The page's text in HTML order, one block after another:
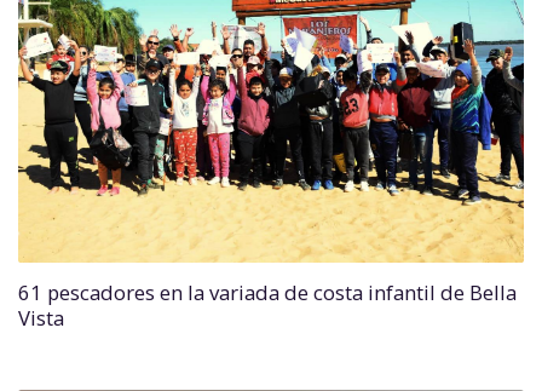
61 pescadores en la variada de costa infantil de Bella
Vista